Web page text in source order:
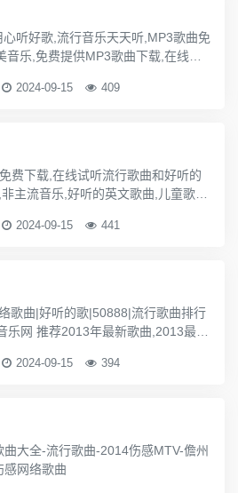
听好歌,流行音乐天天听,MP3歌曲免
乐,免费提供MP3歌曲下载,在线听
2024-09-15 409
费下载,在线试听流行歌曲和好听的
主流音乐,好听的英文歌曲,儿童歌曲,
2024-09-15 441
歌曲|好听的歌|50888|流行歌曲排行
网 推荐2013年最新歌曲,2013最新
伤,dj舞曲大全,www.44449.cn伤感
2024-09-15 394
大全-流行歌曲-2014伤感MTV-儋州
网络歌曲